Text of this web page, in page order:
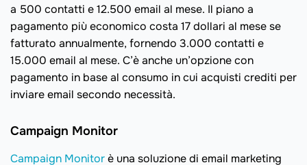
a 500 contatti e 12.500 email al mese. Il piano a
pagamento più economico costa 17 dollari al mese se
fatturato annualmente, fornendo 3.000 contatti e
15.000 email al mese. C’è anche un’opzione con
pagamento in base al consumo in cui acquisti crediti per
inviare email secondo necessità.
Campaign Monitor
Campaign Monitorè una soluzione di email marketing